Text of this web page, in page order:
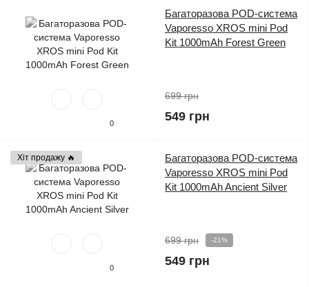
0
Багаторазова POD-система
Vaporesso XROS mini Pod
Kit 1000mAh Forest Green
699 грн
549 грн
Хіт продажу 🔥
0
Багаторазова POD-система
Vaporesso XROS mini Pod
Kit 1000mAh Ancient Silver
699 грн -21%
549 грн